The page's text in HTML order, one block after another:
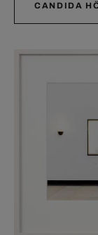
CANDIDA